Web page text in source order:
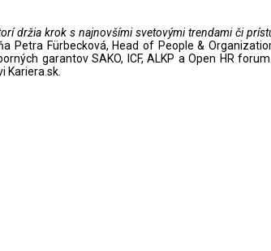
držia krok s najnovšími svetovými trendami či
Petra Fürbecková, Head of People &
garantov SAKO, ICF, ALKP a Open HR
Kariera.sk.